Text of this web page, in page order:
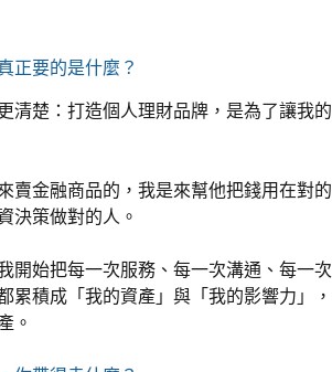
正要的是什麼？
清楚：打造個人理財品牌，是為了讓我的
賣金融商品的，我是來幫他把錢用在對的
決策做對的人。
始把每一次服務、每一次溝通、每一次
累積成「我的資產」與「我的影響力」，
。